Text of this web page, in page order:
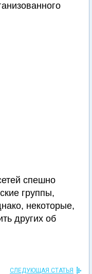
спешно
группы,
некоторые,
других об
СЛЕДУЮЩАЯ СТАТЬЯ